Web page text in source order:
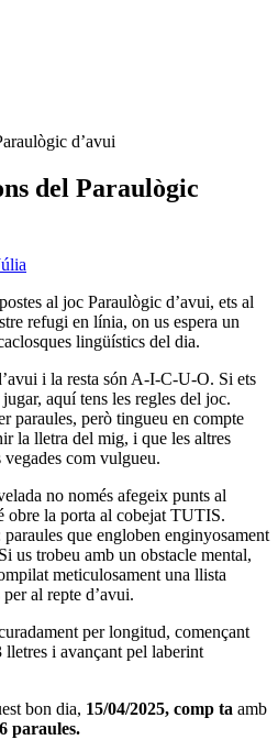
del Paraulògic
al joc Paraulògic d’avui, ets al
refugi en línia, on us espera un
lingüístics del dia.
i la resta són A-I-C-U-O. Si ets
aquí tens les regles del joc.
paraules, però tingueu en compte
la lletra del mig, i que les altres
com vulgueu.
no només afegeix punts al
obre la porta al cobejat TUTIS.
que engloben enginyosament
us trobeu amb un obstacle mental,
meticulosament una llista
al repte d’avui.
per longitud, començant
i avançant pel laberint
bon dia, 15/04/2025, comp ta amb
paraules.